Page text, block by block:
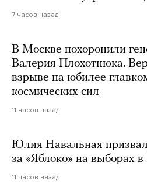
7 часов назад
В Москве похоронили
Валерия Плохотнюка.
взрыве на юбилее
космических сил
11 часов назад
Юлия Навальная
за «Яблоко» на выборах в
11 часов назад